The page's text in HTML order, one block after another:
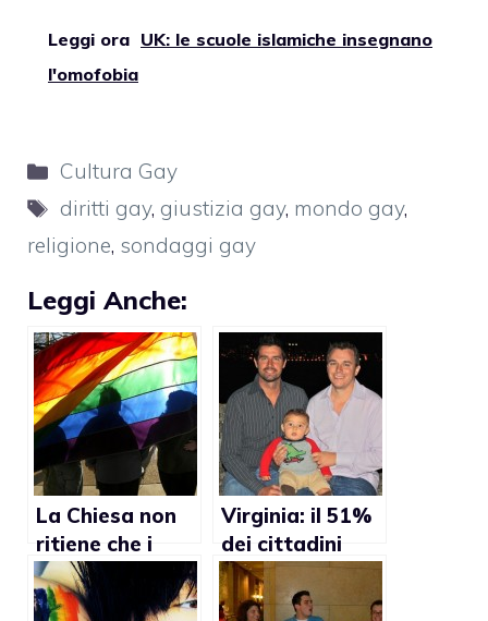
Leggi ora UK: le scuole islamiche insegnano
l'omofobia
Categorie
Cultura Gay
Tag
diritti gay, giustizia gay, mondo gay,
religione, sondaggi gay
Leggi Anche:
La Chiesa non
ritiene che i
diritti gay
debbano essere
Virginia: il 51%
dei cittadini
favorevole alle
adozioni gay